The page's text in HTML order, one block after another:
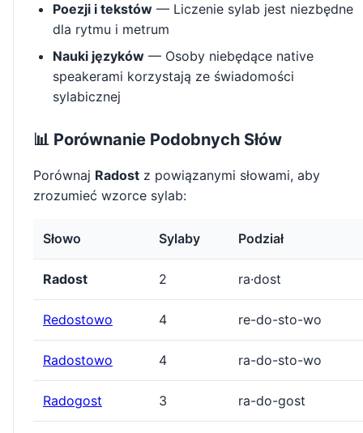
Poezji i tekstów — Liczenie sylab jest niezbędne
dla rytmu i metrum
Nauki języków — Osoby niebędące native
speakerami korzystają ze świadomości
sylabicznej
📊 Porównanie Podobnych Słów
Porównaj Radost z powiązanymi słowami, aby
zrozumieć wzorce sylab:
Słowo Sylaby Podział
Radost 2 ra·dost
Redostowo 4 re-do-sto-wo
Radostowo 4 ra-do-sto-wo
Radogost 3 ra-do-gost